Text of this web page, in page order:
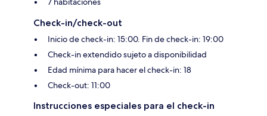
Check-in/check-out
Inicio de check-in: 15:00. Fin de check-in: 19:00
Check-in extendido sujeto a disponibilidad
Edad mínima para hacer el check-in: 18
Check-out: 11:00
Instrucciones especiales para el check-in